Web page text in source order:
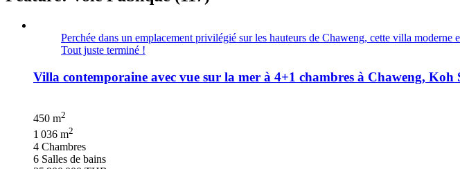
Perchée dans un emplacement privilégié sur les hauteurs de Chaweng, cette villa moderne
Tout juste terminé !
Villa contemporaine avec vue sur la mer à 4+1 chambres à Chaweng, Koh
450 m2
1 036 m2
4 Chambres
6 Salles de bains